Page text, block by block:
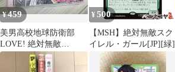
¥459
美男高校地球防衛部
LOVE! 絶対無敵
☆Fallin' LOVE☆ CD
¥ 500
【MSH】絶対無敵スク
イレル・ガール[JP][緑]